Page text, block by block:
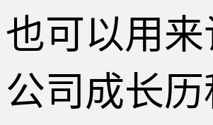
也可以用来
公司成长历